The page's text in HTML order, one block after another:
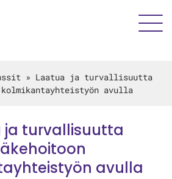
» Laatua ja turvallisuutta
avulla
ja turvallisuutta
avulla